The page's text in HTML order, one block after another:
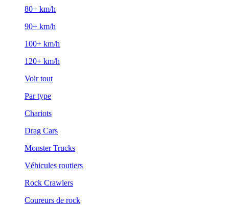
80+ km/h
90+ km/h
100+ km/h
120+ km/h
Voir tout
Par type
Chariots
Drag Cars
Monster Trucks
Véhicules routiers
Rock Crawlers
Coureurs de rock